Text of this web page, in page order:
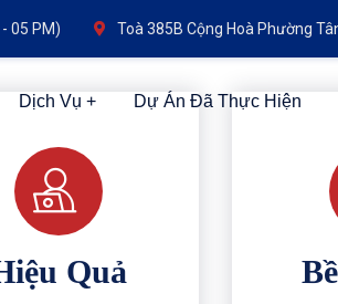
05 PM) Toà 385B Cộng Hoà Phường
Dịch Vụ Dự Án Đã Thực Hiện
Quả